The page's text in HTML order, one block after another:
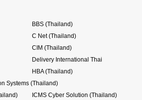
BBS (Thailand)
C Net (Thailand)
CIM (Thailand)
Delivery International Thai
HBA (Thailand)
Systems (Thailand)
ICMS Cyber Solution (Thailand)